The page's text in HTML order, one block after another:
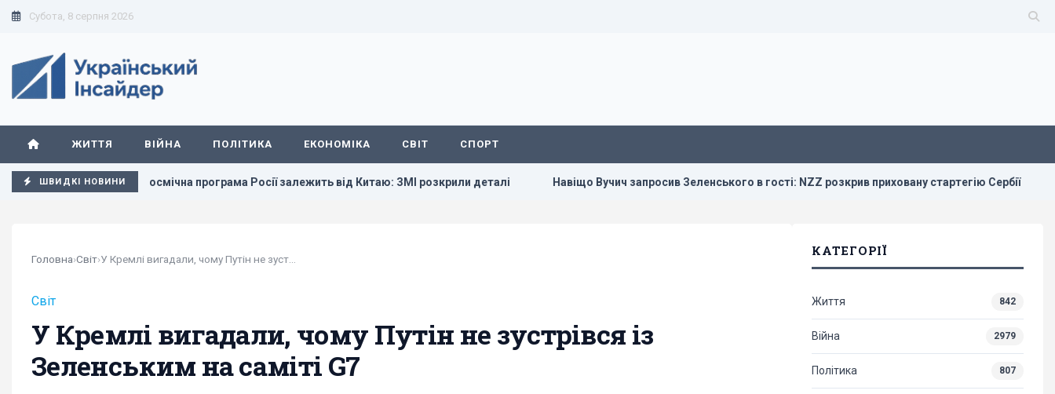
Субота, 8 серпня 2026
ЖИТТЯ ВІЙНА ПОЛІТИКА ЕКОНОМІКА СВІТ СПОРТ
ШВИДКІ НОВИНИ
України Космічна програма Росії залежить від Китаю: ЗМІ розкрили деталі Навіщо Вучич запросив Зеленського в гості: NZZ розкрив приховану стартегію Сербії
Головна›Світ›
Світ
У Кремлі вигадали, чому Путін не зустрівся із
Зеленським на саміті G7
КАТЕГОРІЇ
Життя 842
Війна 2979
Політика 807